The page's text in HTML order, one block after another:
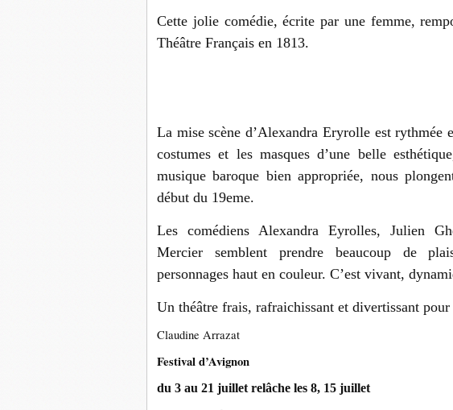
Cette jolie comédie, écrite par une femme,
Théâtre Français en 1813.
La mise scène d’Alexandra Eryrolle est rythmée
costumes et les masques d’une belle
musique baroque bien appropriée, nous
début du 19eme.
Les comédiens Alexandra Eyrolles, Julien
Mercier semblent prendre beaucoup de
personnages haut en couleur. C’est vivant,
Un théâtre frais, rafraichissant et divertissant pour
Claudine Arrazat
Festival d’Avignon
du 3 au 21 juillet relâche les 8, 15 juillet